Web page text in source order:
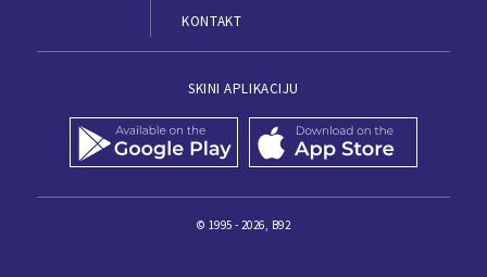
KONTAKT
SKINI APLIKACIJU
© 1995 - 2026, B92